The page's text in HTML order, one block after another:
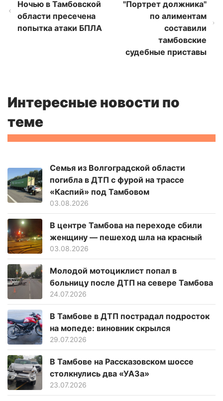
Ночью в Тамбовской
области пресечена
попытка атаки БПЛА
"Портрет должника"
по алиментам
составили
тамбовские
судебные приставы
Интересные новости по
теме
Семья из Волгоградской области
погибла в ДТП с фурой на трассе
«Каспий» под Тамбовом
03.08.2026
В центре Тамбова на переходе сбили
женщину — пешеход шла на красный
03.08.2026
Молодой мотоциклист попал в
больницу после ДТП на севере Тамбова
24.07.2026
В Тамбове в ДТП пострадал подросток
на мопеде: виновник скрылся
29.07.2026
В Тамбове на Рассказовском шоссе
столкнулись два «УАЗа»
23.07.2026